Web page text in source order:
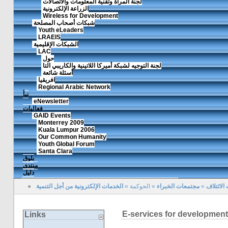
لجنة المرأة وتقنية المعلومات والاتصالات
الزراعة الإلكترونية
Wireless for Development
شبكات أصحاب المصلحة
Youth eLeaders
LRAEIS
الشبكات الإقليمية
LAC
حول
لجنة التوجيه لشبكة أميركا اللاتينية والكاريبي التا
أسئلة شائعة
افريقيا
Regional Arabic Network
نبأ
eNewsletter
فعاليات
GAID Events
Monterrey 2009
Kuala Lumpur 2006
Our Common Humanity
Youth Global Forum
Santa Clara
بلوق
منتدى
دليل
●
»مجتمعات الخبراء » الحوكمة » الخدمات الإلكترونية من أجل التنمية
Links E-services for development